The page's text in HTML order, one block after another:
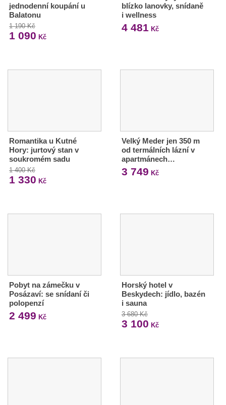
jednodenní koupání u
Balatonu
1 190 Kč
1 090 Kč
blízko lanovky, snídaně
i wellness
4 481 Kč
Romantika u Kutné
Hory: jurtový stan v
soukromém sadu
1 400 Kč
1 330 Kč
Velký Meder jen 350 m
od termálních lázní v
apartmánech…
3 749 Kč
Pobyt na zámečku v
Posázaví: se snídaní či
polopenzí
2 499 Kč
Horský hotel v
Beskydech: jídlo, bazén
i sauna
3 680 Kč
3 100 Kč